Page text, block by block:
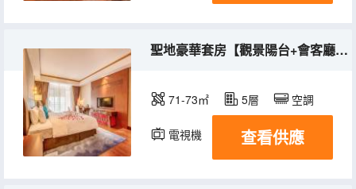
聖地豪華套房【觀景陽台+會客廳+江景】
71-73㎡ 5層 空調
電視機 冰箱
查看供應